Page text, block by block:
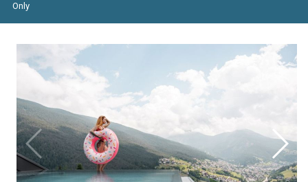
Only